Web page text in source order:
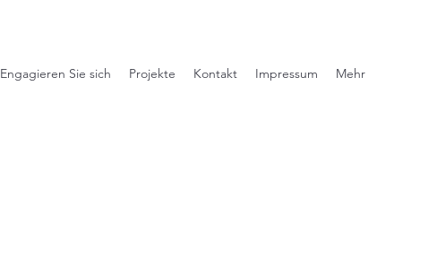
Engagieren Sie sich Projekte Kontakt Impressum Mehr